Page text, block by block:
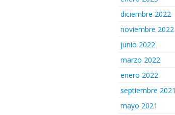
diciembre 2022
noviembre 2022
junio 2022
marzo 2022
enero 2022
septiembre 2021
mayo 2021